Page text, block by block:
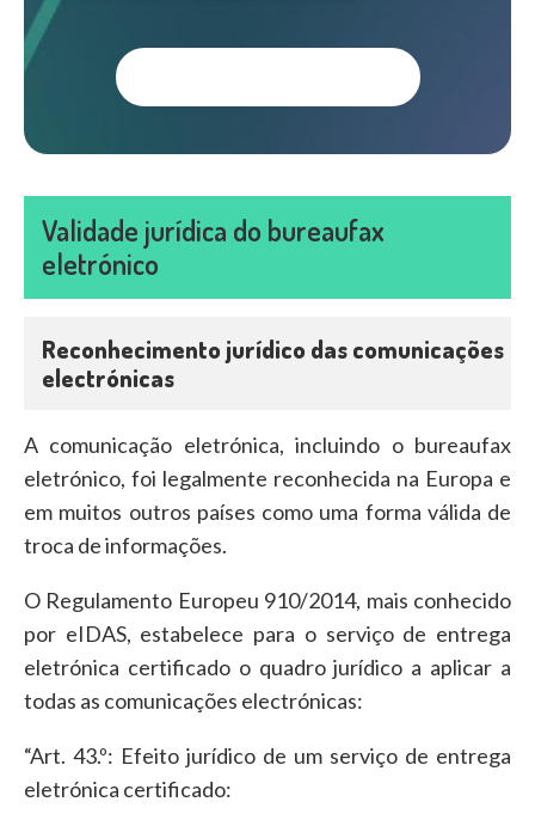
Validade jurídica do bureaufax
eletrónico
Reconhecimento jurídico das comunicações
electrónicas
A comunicação eletrónica, incluindo o bureaufax
eletrónico, foi legalmente reconhecida na Europa e
em muitos outros países como uma forma válida de
troca de informações.
O Regulamento Europeu 910/2014, mais conhecido
por eIDAS, estabelece para o serviço de entrega
eletrónica certificado o quadro jurídico a aplicar a
todas as comunicações electrónicas:
“Art. 43.º: Efeito jurídico de um serviço de entrega
eletrónica certificado: